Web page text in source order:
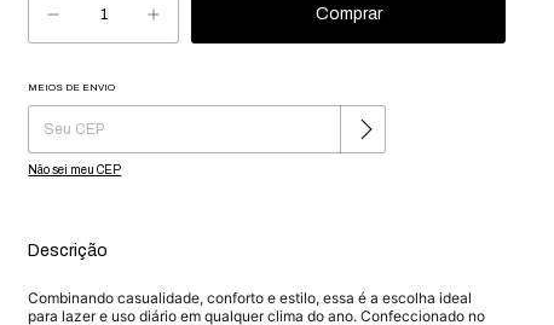
Entregas para o CEP:
MEIOS DE ENVIO
Não sei meu CEP
Descrição
Combinando casualidade, conforto e estilo, essa é a escolha ideal
para lazer e uso diário em qualquer clima do ano. Confeccionado no